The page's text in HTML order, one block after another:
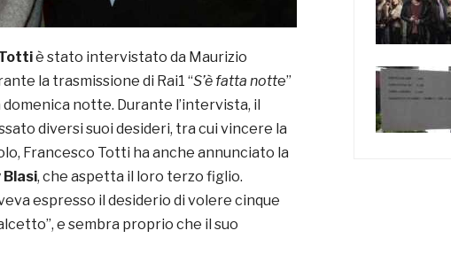
è stato intervistato da Maurizio
la trasmissione di Rai1 “S’è fatta notte”
notte. Durante l’intervista, il
diversi suoi desideri, tra cui vincere la
Francesco Totti ha anche annunciato la
Blasi, che aspetta il loro terzo figlio.
espresso il desiderio di volere cinque
e sembra proprio che il suo